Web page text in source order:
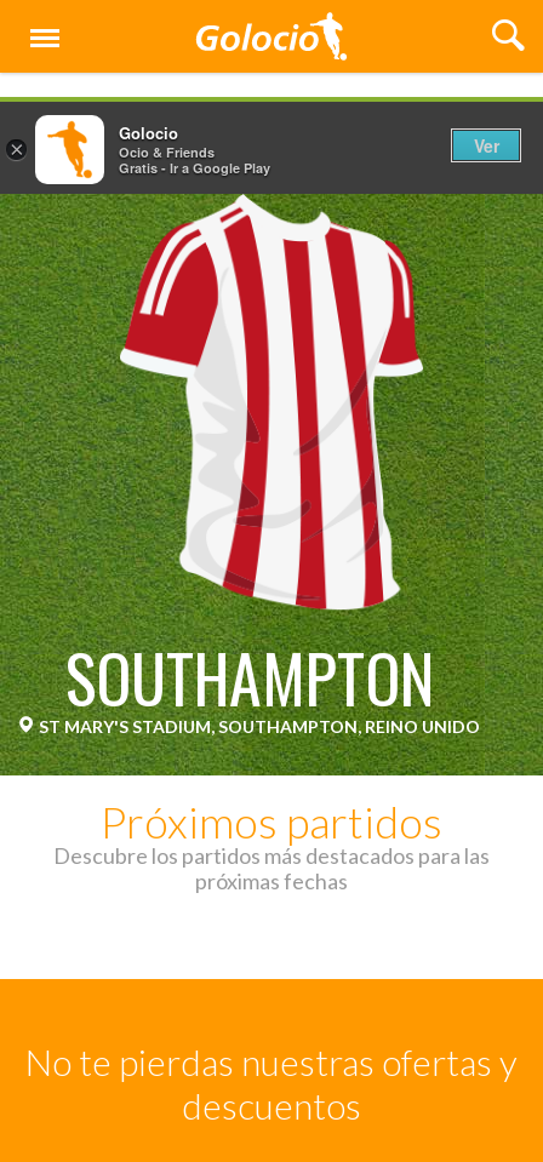
Menú
SOUTHAMPTON
ST MARY'S STADIUM, SOUTHAMPTON, REINO UNIDO
Próximos partidos
Descubre los partidos más destacados para las
próximas fechas
No te pierdas nuestras ofertas y
descuentos
×
Golocio
Ocio & Friends
Gratis - Ir a Google Play
Ver